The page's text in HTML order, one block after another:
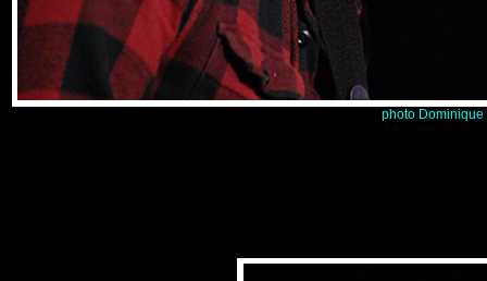
photo Dominique